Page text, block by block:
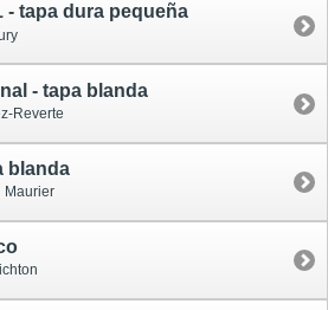
- tapa dura pequeña
- tapa blanda
Reverte
blanda
Maurier